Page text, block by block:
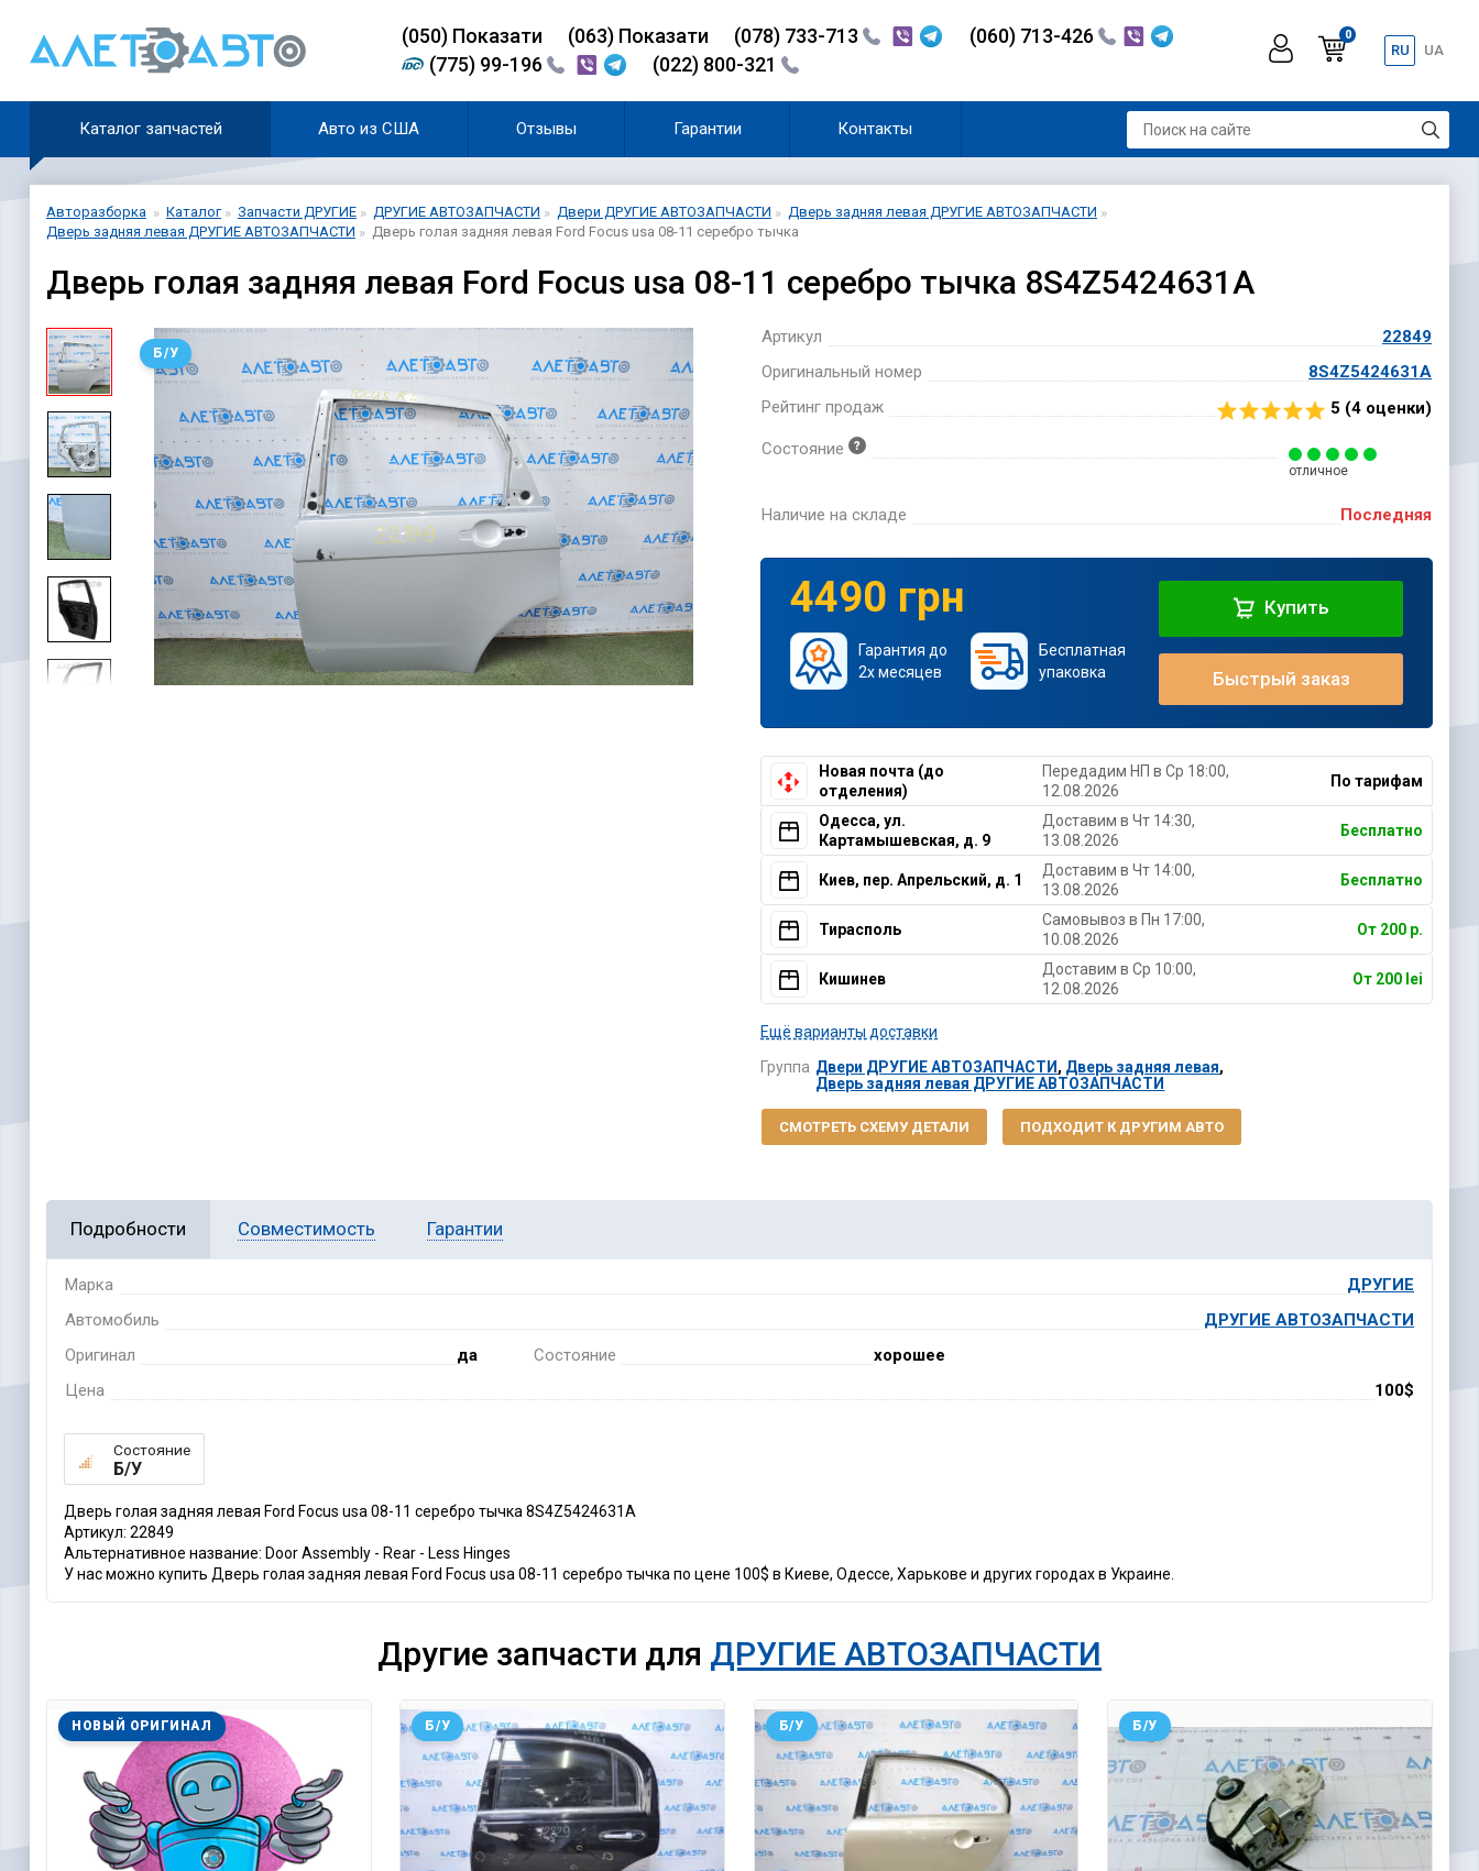
(050)Показати (063) Показати (078) 733-713
(060) 713-426
(775) 99-196
(022) 800-321
0
RU UA
Каталог запчастей Авто из США Отзывы Гарантии Контакты
Авторазборка Каталог Запчасти ДРУГИЕ ДРУГИЕ АВТОЗАПЧАСТИ Двери ДРУГИЕ АВТОЗАПЧАСТИ
Дверь задняя левая ДРУГИЕ АВТОЗАПЧАСТИ
Дверь задняя левая ДРУГИЕ АВТОЗАПЧАСТИ
Дверь голая задняя левая Ford Focus usa 08-11 серебро тычка
Дверь голая задняя левая Ford Focus usa 08-11 серебро тычка 8S4Z5424631A
Б/У
Артикул
22849
Оригинальный номер
8S4Z5424631A
Рейтинг продаж
5 (4 оценки)
Состояние
отличное
Наличие на складе Последняя
4490 грн
Гарантия до
2х месяцев
Бесплатная
упаковка
Купить
Быстрый заказ
Новая почта (до
отделения)
Передадим НП в Ср 18:00,
12.08.2026
По тарифам
Одесса, ул.
Картамышевская, д. 9
Доставим в Чт 14:30,
13.08.2026
Бесплатно
Киев, пер. Апрельский, д. 1
Доставим в Чт 14:00,
13.08.2026
Бесплатно
Тирасполь
Самовывоз в Пн 17:00,
10.08.2026
От 200 р.
Кишинев
Доставим в Ср 10:00,
12.08.2026
От 200 lei
Ещё варианты доставки
Группа Двери ДРУГИЕ АВТОЗАПЧАСТИ , Дверь задняя левая,
Дверь задняя левая ДРУГИЕ АВТОЗАПЧАСТИ
СМОТРЕТЬ СХЕМУ ДЕТАЛИ ПОДХОДИТ К ДРУГИМ АВТО
Подробности Совместимость Гарантии
Марка
ДРУГИЕ
Автомобиль
ДРУГИЕ АВТОЗАПЧАСТИ
Оригинал
да Состояние
хорошее
Цена
100$
Состояние
Б/У
Дверь голая задняя левая Ford Focus usa 08-11 серебро тычка 8S4Z5424631A
Артикул: 22849
Альтернативное название: Door Assembly - Rear - Less Hinges
У нас можно купить Дверь голая задняя левая Ford Focus usa 08-11 серебро тычка по цене 100$ в Киеве, Одессе, Харькове и других городах в Украине.
Другие запчасти для ДРУГИЕ АВТОЗАПЧАСТИ
НОВЫЙ ОРИГИНАЛ Б/У Б/У Б/У